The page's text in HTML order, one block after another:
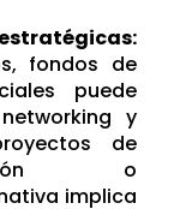
fondos de
puede
y
de
o
implica